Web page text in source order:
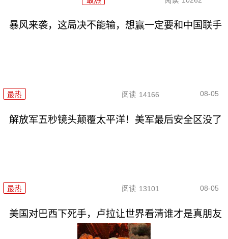
暴风来袭，这局决不能输，想赢一定要和中国联手
最热 阅读 14166 08-05
解放军五秒镜头颠覆太平洋！美军最后安全区没了
最热 阅读 13101 08-05
美国对巴西下死手，卢拉让世界看清谁才是真朋友